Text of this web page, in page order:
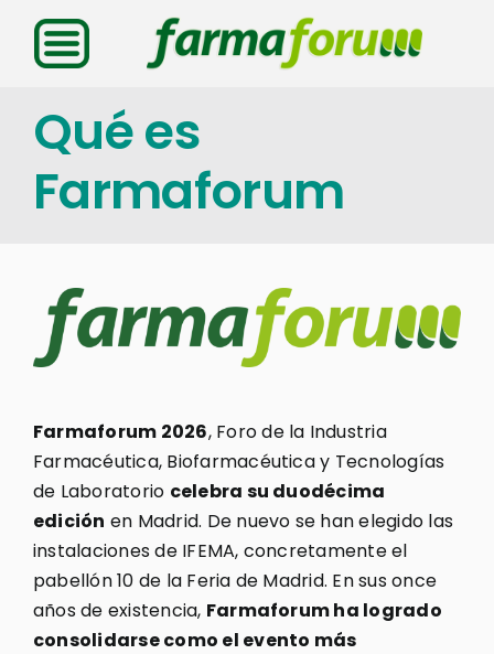
Saltar
contenido
Qué es
Farmaforum
Farmaforum 2026, Foro de la Industria
Farmacéutica, Biofarmacéutica y Tecnologías
de Laboratorio celebra su duodécima
edición en Madrid. De nuevo se han elegido las
instalaciones de IFEMA, concretamente el
pabellón 10 de la Feria de Madrid. En sus once
años de existencia, Farmaforum ha logrado
consolidarse como el evento más